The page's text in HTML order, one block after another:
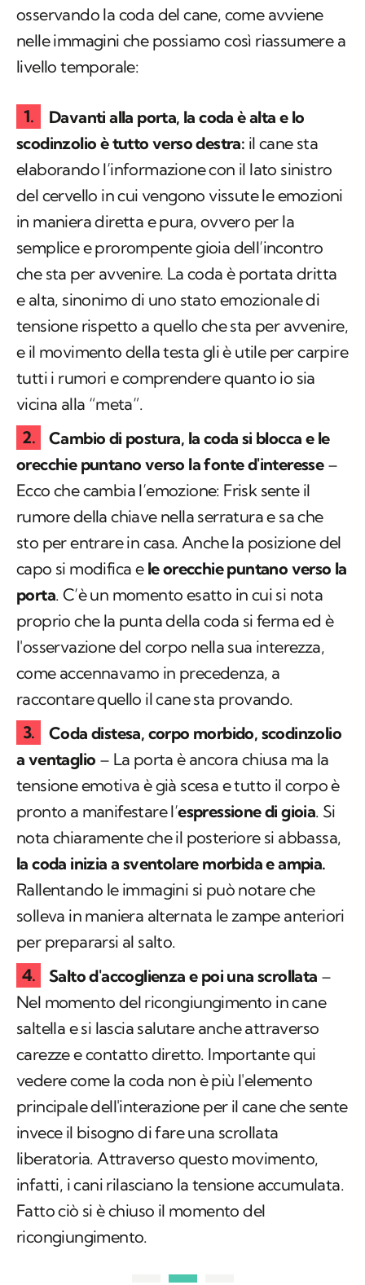
osservando la coda del cane, come avviene
nelle immagini che possiamo così riassumere a
livello temporale:
Davanti alla porta, la coda è alta e lo
scodinzolio è tutto verso destra: il cane sta
elaborando l’informazione con il lato sinistro
del cervello in cui vengono vissute le emozioni
in maniera diretta e pura, ovvero per la
semplice e prorompente gioia dell’incontro
che sta per avvenire. La coda è portata dritta
e alta, sinonimo di uno stato emozionale di
tensione rispetto a quello che sta per avvenire,
e il movimento della testa gli è utile per carpire
tutti i rumori e comprendere quanto io sia
vicina alla “meta”.
Cambio di postura, la coda si blocca e le
orecchie puntano verso la fonte d'interesse–
Ecco che cambia l’emozione: Frisk sente il
rumore della chiave nella serratura e sa che
sto per entrare in casa. Anche la posizione del
capo si modifica e le orecchie puntano verso la
porta. C’è un momento esatto in cui si nota
proprio che la punta della coda si ferma ed è
l'osservazione del corpo nella sua interezza,
come accennavamo in precedenza, a
raccontare quello il cane sta provando.
Coda distesa, corpo morbido, scodinzolio
a ventaglio – La porta è ancora chiusa ma la
tensione emotiva è già scesa e tutto il corpo è
pronto a manifestare l’espressione di gioia. Si
nota chiaramente che il posteriore si abbassa,
la coda inizia a sventolare morbida e ampia.
Rallentando le immagini si può notare che
solleva in maniera alternata le zampe anteriori
per prepararsi al salto.
Salto d'accoglienza e poi una scrollata –
Nel momento del ricongiungimento in cane
saltella e si lascia salutare anche attraverso
carezze e contatto diretto. Importante qui
vedere come la coda non è più l'elemento
principale dell'interazione per il cane che sente
invece il bisogno di fare una scrollata
liberatoria. Attraverso questo movimento,
infatti, i cani rilasciano la tensione accumulata.
Fatto ciò si è chiuso il momento del
ricongiungimento.